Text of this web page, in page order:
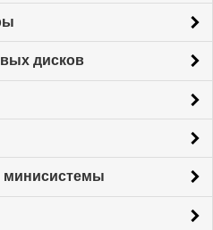
дисков
минисистемы